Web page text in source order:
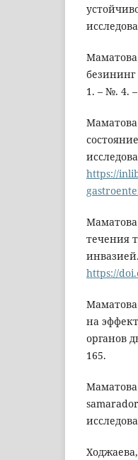
безининг
1. – №. 4.
Маматова
https://
течения
https://
на
органов
165.
Маматова